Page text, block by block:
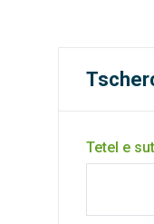
Tetel e